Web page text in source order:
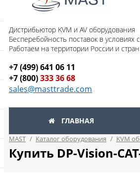
Дистрибьютор KVM и AV оборудования
Бесперебойность поставок в условиях
Работаем на территории России и
+7 (499) 641 06 11
+7 (800)333 36 68
sales@masttrade.com
ГЛАВНАЯ
MAST / Каталог оборудования / KVM
Купить DP-Vision-